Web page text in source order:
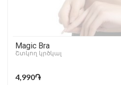
Magic Bra
Շտկող կրծկալ
4,990֏